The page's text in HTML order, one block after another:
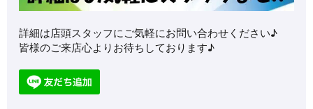
詳細は店頭スタッフにご気軽にお問い合わせください♪
皆様のご来店心よりお待ちしております♪